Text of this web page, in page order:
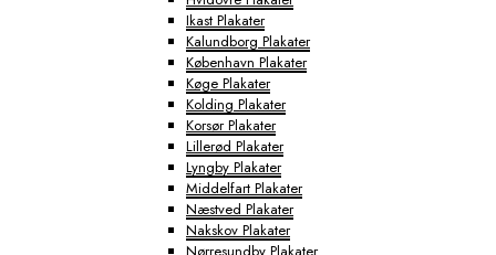
Ikast Plakater
Kalundborg Plakater
København Plakater
Køge Plakater
Kolding Plakater
Korsør Plakater
Lillerød Plakater
Lyngby Plakater
Middelfart Plakater
Næstved Plakater
Nakskov Plakater